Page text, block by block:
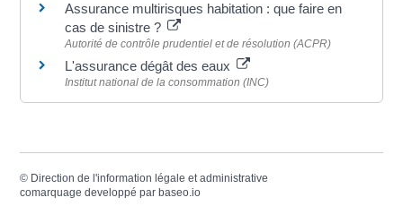
Assurance multirisques habitation : que faire en
cas de sinistre ?
Autorité de contrôle prudentiel et de résolution (ACPR)
L'assurance dégât des eaux
Institut national de la consommation (INC)
© Direction de l'information légale et administrative
comarquage developpé par baseo.io